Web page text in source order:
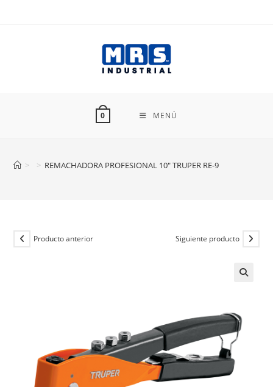
0 MENÚ
> > REMACHADORA PROFESIONAL 10″ TRUPER RE-9
Producto anterior Siguiente producto